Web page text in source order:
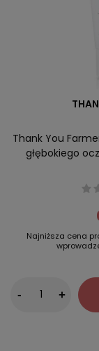
Thank You
głębokiego
Najniższa cena
- +